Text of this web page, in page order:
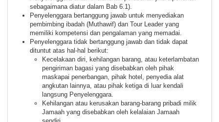
sebagaimana diatur dalam Bab 6.1).
Penyelenggara bertanggung jawab untuk menyediakan
pembimbing ibadah (Muthawif) dan Tour Leader yang
memiliki kompetensi dan pengalaman yang memadai.
Penyelenggara tidak bertanggung jawab dan tidak dapat
dituntut atas hal-hal berikut:
Kecelakaan diri, kehilangan barang, atau keterlambatan
pengiriman bagasi yang disebabkan oleh pihak
maskapai penerbangan, pihak hotel, penyedia alat
angkutan lainnya, atau pihak ketiga di luar kendali
langsung Penyelenggara.
Kehilangan atau kerusakan barang-barang pribadi milik
Jamaah yang disebabkan oleh kelalaian Jamaah